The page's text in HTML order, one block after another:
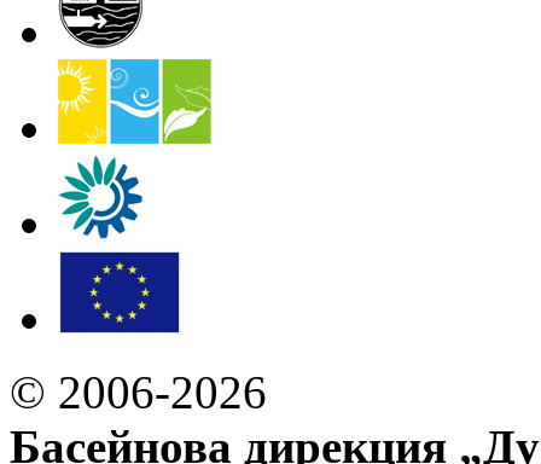
© 2006-2026
Басейнова дирекция